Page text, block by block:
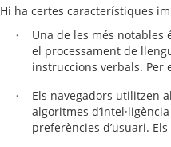
Hi ha certes característiques
Una de les més notables
el processament de
instruccions verbals. Per
Els navegadors utilitzen
algoritmes
preferències d’usuari.